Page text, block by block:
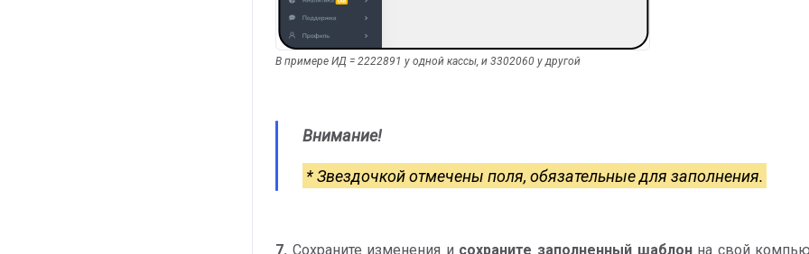
В примере ИД = 2222891 у одной кассы, и 3302060 у другой
Внимание!
* Звездочкой отмечены поля, обязательные для заполнения.
7. Сохраните изменения и сохраните заполненный шаблонна свой